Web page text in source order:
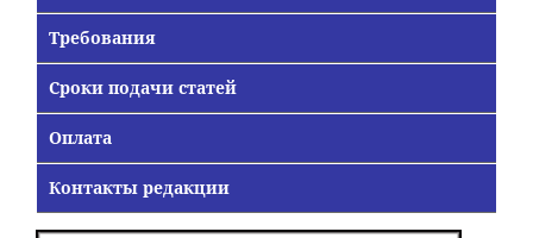
Требования
Сроки подачи статей
Оплата
Контакты редакции